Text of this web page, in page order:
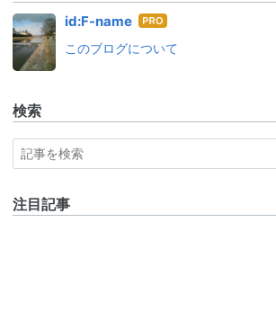
id:F-name はて
ログ
このブログについて
検索
注目記事